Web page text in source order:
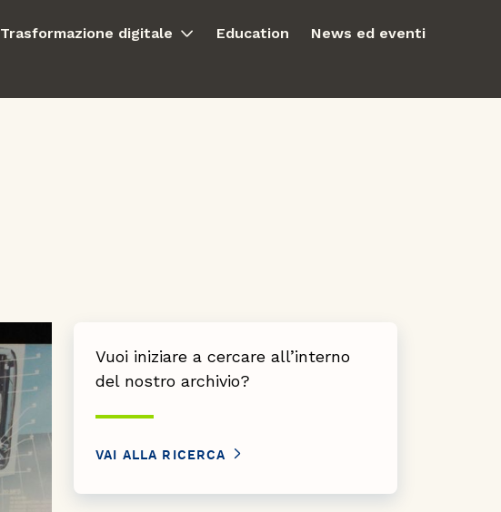
Trasformazione digitale Education
News ed eventi
Vuoi iniziare a cercare all’interno
del nostro archivio?
VAI ALLA RICERCA